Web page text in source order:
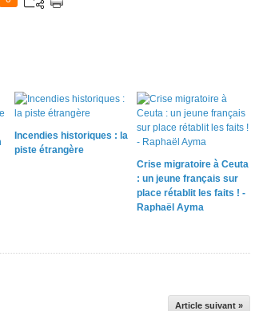
Incendies historiques : la
piste étrangère
Crise migratoire à Ceuta
: un jeune français sur
place rétablit les faits ! -
Raphaël Ayma
Article suivant »